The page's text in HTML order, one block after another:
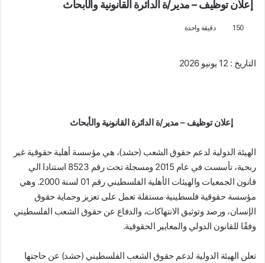
إعلان توظيف – مدير/ة الدائرة القانونية والأبحاث
150 دقيقة واحدة
التاريخ : 12 يونيو 2026
إعلان توظيف – مدير/ة الدائرة القانونية والأبحاث
الهيئة الدولية لدعم حقوق الشعب (حشد)، هي مؤسسة أهلية حقوقية غير
ربحية، تأسست في عام 2015 ومسجلة تحت رقم 8523 استنادا الي
قانون الجمعيات والهيئات الأهلية الفلسطيني رقم 01 لسنة 2000.
وهي
مؤسسة حقوقية فلسطينية مستقلة تعمل على تعزيز وحماية حقوق
الإنسان، ورصد وتوثيق الانتهاكات، والدفاع عن حقوق الشعب الفلسطيني
وفقًا للقانون الدولي والمعايير الحقوقية.
تعلن الهيئة الدولية لدعم حقوق الشعب الفلسطيني (حشد) عن حاجتها